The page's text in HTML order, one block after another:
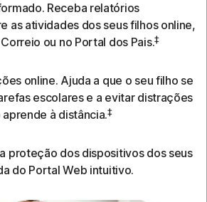
Receba relatórios
as atividades dos seus filhos online,
ou no Portal dos Pais.‡
online. Ajuda a que o seu filho se
escolares e a evitar distrações
à distância.‡
proteção dos dispositivos dos seus
do Portal Web intuitivo.